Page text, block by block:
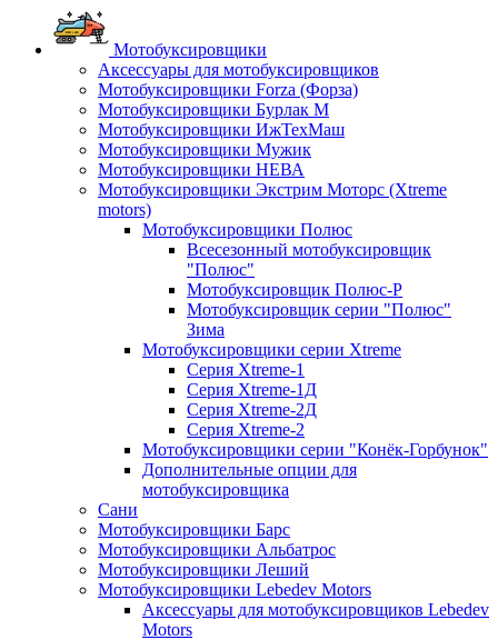
Мотобуксировщики
Аксессуары для мотобуксировщиков
Мотобуксировщики Forza (Форза)
Мотобуксировщики Бурлак М
Мотобуксировщики ИжТехМаш
Мотобуксировщики Мужик
Мотобуксировщики НЕВА
Мотобуксировщики Экстрим Моторс (Xtreme
motors)
Мотобуксировщики Полюс
Всесезонный мотобуксировщик
"Полюс"
Мотобуксировщик Полюс-Р
Мотобуксировщик серии "Полюс"
Зима
Мотобуксировщики серии Xtreme
Серия Xtreme-1
Серия Xtreme-1Д
Серия Xtreme-2Д
Серия Xtreme-2
Мотобуксировщики серии "Конёк-Горбунок"
Дополнительные опции для
мотобуксировщика
Сани
Мотобуксировщики Барс
Мотобуксировщики Альбатрос
Мотобуксировщики Леший
Мотобуксировщики Lebedev Motors
Аксессуары для мотобуксировщиков Lebedev
Motors